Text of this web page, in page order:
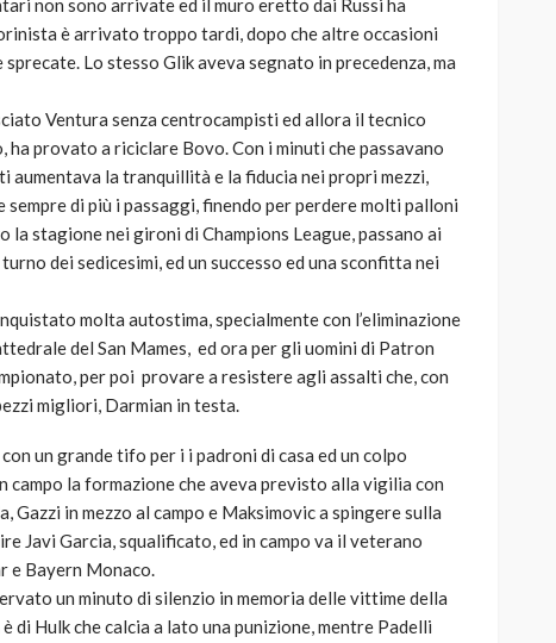
non sono arrivate ed il muro eretto dai Russi ha
è arrivato troppo tardi, dopo che altre occasioni
Lo stesso Glik aveva segnato in precedenza, ma
Ventura senza centrocampisti ed allora il tecnico
provato a riciclare Bovo. Con i minuti che passavano
aumentava la tranquillità e la fiducia nei propri mezzi,
di più i passaggi, finendo per perdere molti palloni
la stagione nei gironi di Champions League, passano ai
dei sedicesimi, ed un successo ed una sconfitta nei
molta autostima, specialmente con l’eliminazione
del San Mames, ed ora per gli uomini di Patron
per poi provare a resistere agli assalti che, con
migliori, Darmian in testa.
un grande tifo per i i padroni di casa ed un colpo
campo la formazione che aveva previsto alla vigilia con
in mezzo al campo e Maksimovic a spingere sulla
Javi Garcia, squalificato, ed in campo va il veterano
e Bayern Monaco.
un minuto di silenzio in memoria delle vittime della
Hulk che calcia a lato una punizione, mentre Padelli